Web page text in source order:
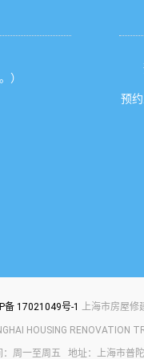
）
预
备 17021049号-1 上海市房屋修
HOUSING RENOVATION
：周一至周五 地址：上海市普